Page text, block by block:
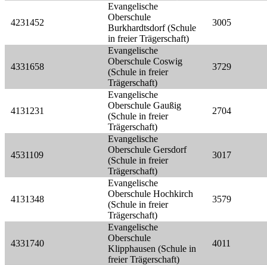
4231452
Evangelische
Oberschule
Burkhardtsdorf (Schule
in freier Trägerschaft)
3005
4331658
Evangelische
Oberschule Coswig
(Schule in freier
Trägerschaft)
3729
4131231
Evangelische
Oberschule Gaußig
(Schule in freier
Trägerschaft)
2704
4531109
Evangelische
Oberschule Gersdorf
(Schule in freier
Trägerschaft)
3017
4131348
Evangelische
Oberschule Hochkirch
(Schule in freier
Trägerschaft)
3579
4331740
Evangelische
Oberschule
Klipphausen (Schule in
freier Trägerschaft)
4011